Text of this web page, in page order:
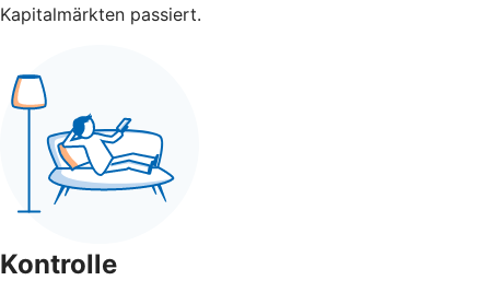
Kapitalmärkten passiert.
Kontrolle